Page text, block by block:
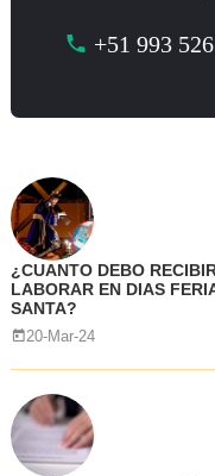
+51 993
¿CUANTO DEBO
LABORAR EN DIAS
SANTA?
20-Mar-24